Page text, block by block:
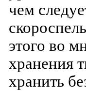
чем
этого во
хранения
хранить